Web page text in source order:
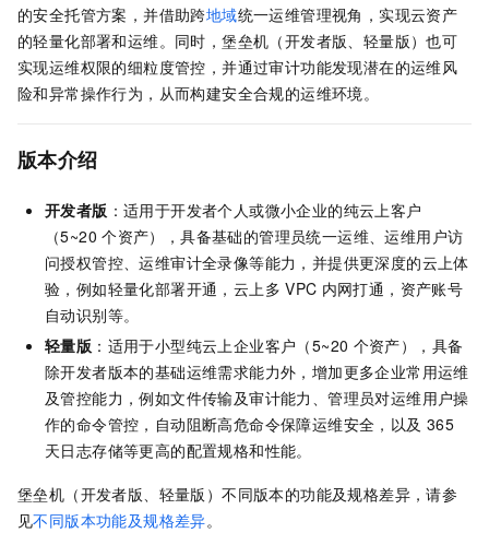
的安全托管方案，并借助跨地域统一运维管理视角，实现云资产
的轻量化部署和运维。同时，堡垒机（开发者版、轻量版）也可
实现运维权限的细粒度管控，并通过审计功能发现潜在的运维风
险和异常操作行为，从而构建安全合规的运维环境。
版本介绍
开发者版 ：适用于开发者个人或微小企业的纯云上客户
（5~20 个资产），具备基础的管理员统一运维、运维用户访
问授权管控、运维审计全录像等能力，并提供更深度的云上体
验，例如轻量化部署开通，云上多 VPC 内网打通，资产账号
自动识别等。
轻量版 ：适用于小型纯云上企业客户（5~20 个资产），具备
除开发者版本的基础运维需求能力外，增加更多企业常用运维
及管控能力，例如文件传输及审计能力、管理员对运维用户操
作的命令管控，自动阻断高危命令保障运维安全，以及 365
天日志存储等更高的配置规格和性能。
堡垒机（开发者版、轻量版）不同版本的功能及规格差异，请参
见不同版本功能及规格差异。